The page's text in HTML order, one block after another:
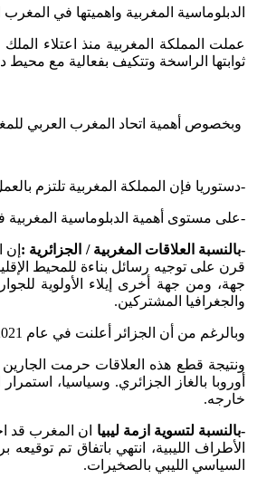
الدبلوماسية المغربية واهميتها في المغرب
عملت المملكة المغربية منذ اعتلاء
ثوابتها الراسخة وتتكيف بفعالية مع
وبخصوص أهمية اتحاد المغرب العربي
-دستوريا فإن المملكة المغربية تلتزم
-على مستوى أهمية الدبلوماسية
-بالنسبة العلاقات المغربية / الجزائرية : إن
قرن على توجيه رسائل بناءة للمحيط
جهة، ومن جهة أخرى إيلاء الأولوية
والجغرافيا المشتركين.
وبالرغم من أن الجزائر أعلنت في عام 2021م، قطع علاقاتها الدبلوماسية مع المغرب بسبب جملة من القضايا كان من الممكن مناقشتها في مائدة مستديرة بوساطة خليجية أو أوروبية.
ونتيجة قطع هذه العلاقات حرمت الجارين
أوروبا بالغاز الجزائري. وسياسيا،
خارجه.
-بالنسبة لتسوية ازمة ليبيا
ان المغرب قد
السياسي الليبي بالصخيرات.